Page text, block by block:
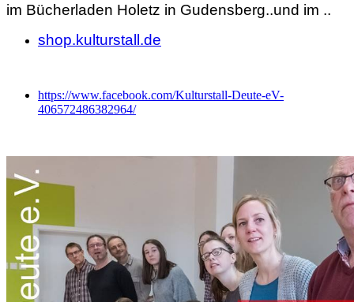
im Bücherladen Holetz in Gudensberg..und im ..
shop.kulturstall.de
https://www.facebook.com/Kulturstall-Deute-eV-
406572486382964/